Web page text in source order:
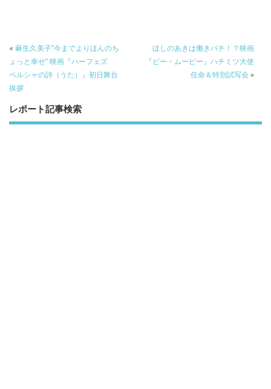
k
« 麻生久美子”今までよりほんのち
ょっと幸せ” 映画『ハーフェズ
ペルシャの詩（うた）』初日舞台
挨拶
ほしのあきは働きバチ！？映画
『ビー・ムービー』ハチミツ大使
任命＆特別試写会»
レポート記事検索